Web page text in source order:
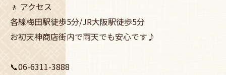
🚶 アクセス
各線梅田駅徒歩5分/JR大阪駅徒歩5分
お初天神商店街内で雨天でも安心です♪
📞06-6311-3888